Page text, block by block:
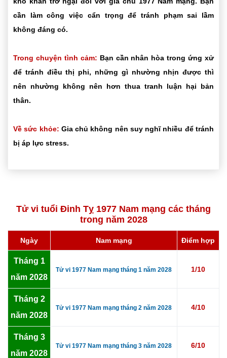
cần làm công việc cẩn trọng để tránh phạm sai lầm
không đáng có.
Trong chuyện tình cảm: Bạn cần nhân hòa trong ứng xử
để tránh điều thị phi, những gì nhường nhịn được thì
nên nhường không nên hơn thua tranh luận hại bản
thân.
Về sức khỏe: Gia chủ không nên suy nghĩ nhiều để tránh
bị áp lực stress.
Tử vi tuổi Đinh Tỵ 1977 Nam mạng các tháng
trong năm 2028
Ngày Nam mạng Điểm hợp
Tháng 1
năm 2028
Tử vi 1977 Nam mạng tháng 1 năm 2028 1/10
Tháng 2
năm 2028
Tử vi 1977 Nam mạng tháng 2 năm 2028 4/10
Tháng 3
năm 2028
Tử vi 1977 Nam mạng tháng 3 năm 2028 6/10